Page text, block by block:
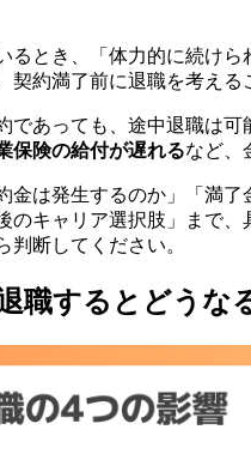
るとき、「体力的に続け
契約満了前に退職を考える
であっても、途中退職は可
保険の給付が遅れるなど、
金は発生するのか」「満
のキャリア選択肢」まで
判断してください。
職するとどうな